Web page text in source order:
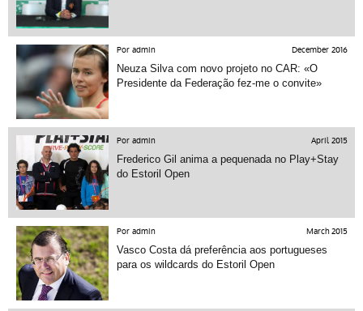
Por admin December 2016
Neuza Silva com novo projeto no CAR: «O
Presidente da Federação fez-me o convite»
Por admin April 2015
Frederico Gil anima a pequenada no Play+Stay
do Estoril Open
Por admin March 2015
Vasco Costa dá preferência aos portugueses
para os wildcards do Estoril Open